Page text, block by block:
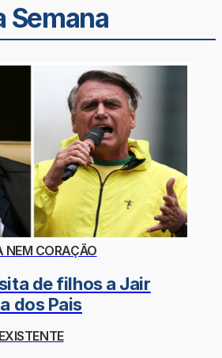
Semana
NEM CORAÇÃO
de filhos a Jair
dos Pais